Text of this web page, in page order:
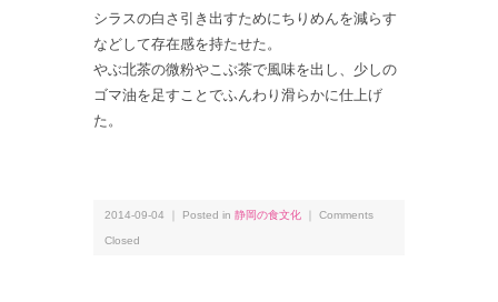
シラスの白さ引き出すためにちりめんを減らす
などして存在感を持たせた。
やぶ北茶の微粉やこぶ茶で風味を出し、少しの
ゴマ油を足すことでふんわり滑らかに仕上げ
た。
2014-09-04 ｜ Posted in 静岡の食文化 Comments
Closed